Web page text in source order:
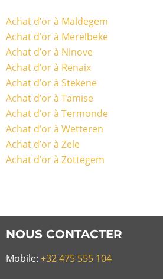
Achat d’or à Maldegem
Achat d’or à Merelbeke
Achat d’or à Ninove
Achat d’or à Renaix
Achat d’or à Stekene
Achat d’or à Tamise
Achat d’or à Termonde
Achat d’or à Wetteren
Achat d’or à Zele
Achat d’or à Zottegem
NOUS CONTACTER
Mobile: +32 475 555 104